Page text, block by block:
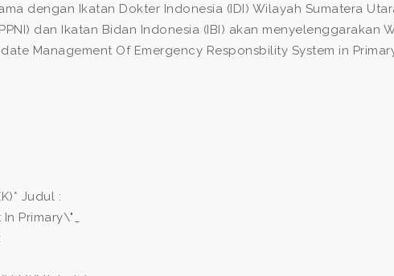
dengan Ikatan Dokter Indonesia (IDI) Wilayah Sumatera
dan Ikatan Bidan Indonesia (IBI) akan menyelenggarakan
Management Of Emergency Responsbility System in Primary
Judul :
Primary\"_